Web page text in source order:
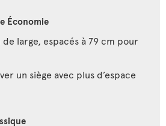
large, espacés à 79 cm pour
un siège avec plus d’espace